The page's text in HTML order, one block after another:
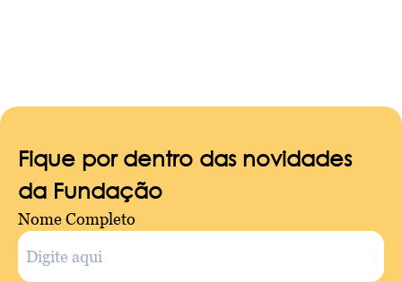
Fique por dentro das novidades
da Fundação
Nome Completo